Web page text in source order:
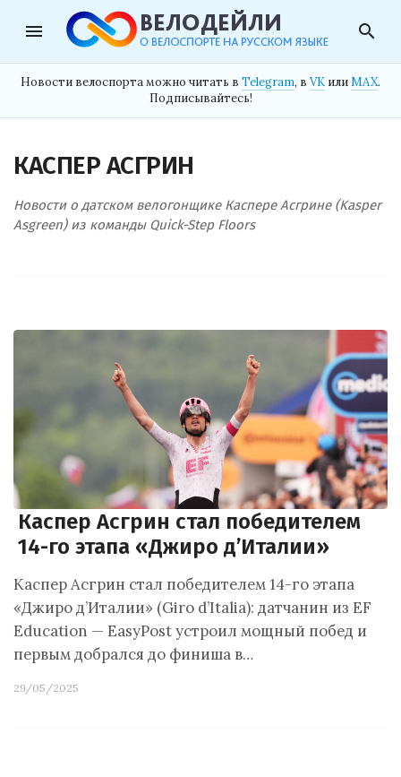
menu search
Новости велоспорта можно читать в Telegram, в VK илиMAX.
Подписывайтесь!
КАСПЕР АСГРИН
Новости о датском велогонщике Каспере Асгрине (Kasper
Asgreen) из команды Quick-Step Floors
Каспер Асгрин стал победителем
14-го этапа «Джиро д’Италии»
Каспер Асгрин стал победителем 14-го этапа
«Джиро д’Италии» (Giro d’Italia): датчанин из EF
Education — EasyPost устроил мощный побед и
первым добрался до финиша в…
29/05/2025